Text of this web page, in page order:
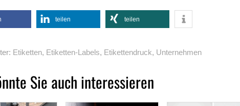
teilen teilen
Etiketten, Etiketten-Labels, Etikettendruck, Unternehmen
Sie auch interessieren